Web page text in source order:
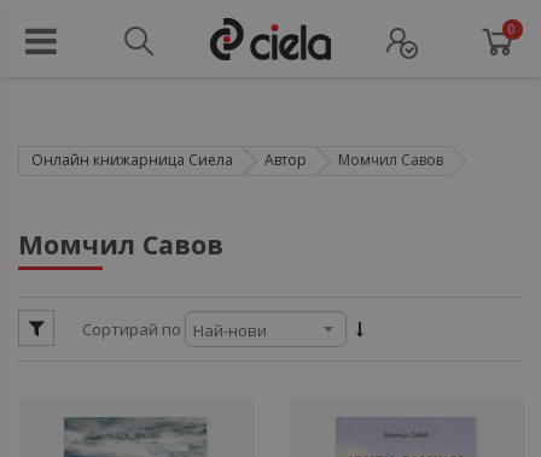
0
Онлайн книжарница Сиела Автор Момчил Савов
Момчил Савов
Сортирай по